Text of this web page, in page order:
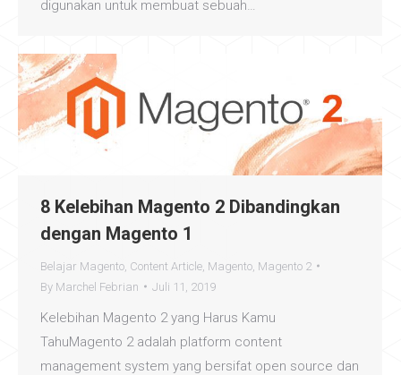
digunakan untuk membuat sebuah…
8 Kelebihan Magento 2 Dibandingkan
dengan Magento 1
Belajar Magento Content Article Magento Magento 2
By Marchel Febrian Juli 11, 2019
Kelebihan Magento 2 yang Harus Kamu
TahuMagento 2 adalah platform content
management system yang bersifat open source dan